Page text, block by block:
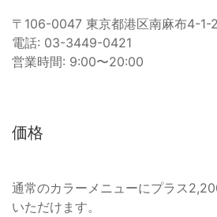
〒106-0047 東京都港区南麻布4-1-
電話: 03-3449-0421
営業時間: 9:00〜20:00
価格
通常のカラーメニューにプラス
いただけます。